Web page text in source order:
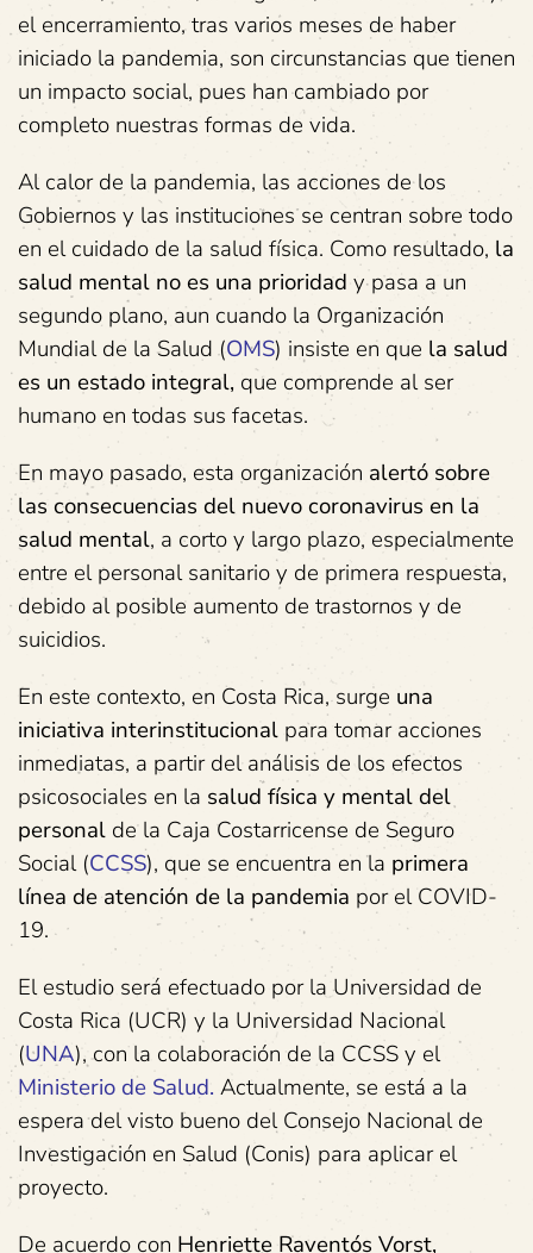
el encerramiento, tras varios meses de haber
iniciado la pandemia, son circunstancias que tienen
un impacto social, pues han cambiado por
completo nuestras formas de vida.
Al calor de la pandemia, las acciones de los
Gobiernos y las instituciones se centran sobre todo
en el cuidado de la salud física. Como resultado, la
salud mental no es una prioridad y pasa a un
segundo plano, aun cuando la Organización
Mundial de la Salud (OMS) insiste en que la salud
es un estado integral, que comprende al ser
humano en todas sus facetas.
En mayo pasado, esta organización alertó sobre
las consecuencias del nuevo coronavirus en la
salud mental, a corto y largo plazo, especialmente
entre el personal sanitario y de primera respuesta,
debido al posible aumento de trastornos y de
suicidios.
En este contexto, en Costa Rica, surge una
iniciativa interinstitucional para tomar acciones
inmediatas, a partir del análisis de los efectos
psicosociales en la salud física y mental del
personal de la Caja Costarricense de Seguro
Social (CCSS), que se encuentra en la primera
línea de atención de la pandemia por el COVID-
19.
El estudio será efectuado por la Universidad de
Costa Rica (UCR) y la Universidad Nacional
(UNA), con la colaboración de la CCSS y el
Ministerio de Salud. Actualmente, se está a la
espera del visto bueno del Consejo Nacional de
Investigación en Salud (Conis) para aplicar el
proyecto.
De acuerdo con Henriette Raventós Vorst,